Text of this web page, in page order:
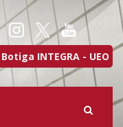
Botiga INTEGRA - UEO